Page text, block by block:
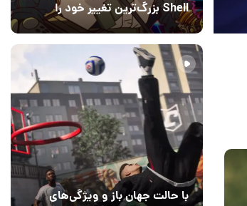
Shell بزرگ‌ترین تغییر خود را
اعمال کرده است؟ کارگردانان
15 مرداد 1405
با حالت جهان باز و ویژگی‌های